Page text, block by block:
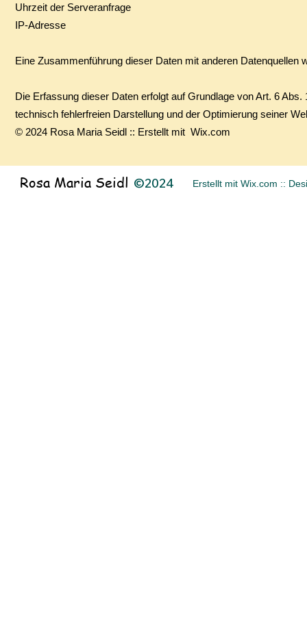
Uhrzeit der Serveranfrage
IP-Adresse
Eine Zusammenführung dieser Daten mit anderen Datenquellen
Die Erfassung dieser Daten erfolgt auf Grundlage von Art. 6
technisch fehlerfreien Darstellung und der Optimierung seiner
© 2024 Rosa Maria Seidl :: Erstellt mit Wix.com
Rosa Maria Seidl ©2024 Erstellt mit Wix.com ::